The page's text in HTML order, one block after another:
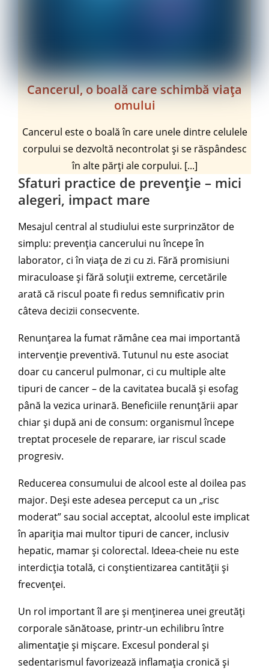
Cancerul, o boală care schimbă viața
omului
Cancerul este o boală în care unele dintre celulele
corpului se dezvoltă necontrolat și se răspândesc
în alte părți ale corpului. [...]
Sfaturi practice de prevenție – mici
alegeri, impact mare
Mesajul central al studiului este surprinzător de
simplu: prevenția cancerului nu începe în
laborator, ci în viața de zi cu zi. Fără promisiuni
miraculoase și fără soluții extreme, cercetările
arată că riscul poate fi redus semnificativ prin
câteva decizii consecvente.
Renunțarea la fumat rămâne cea mai importantă
intervenție preventivă. Tutunul nu este asociat
doar cu cancerul pulmonar, ci cu multiple alte
tipuri de cancer – de la cavitatea bucală și esofag
până la vezica urinară. Beneficiile renunțării apar
chiar și după ani de consum: organismul începe
treptat procesele de reparare, iar riscul scade
progresiv.
Reducerea consumului de alcool este al doilea pas
major. Deși este adesea perceput ca un „risc
moderat” sau social acceptat, alcoolul este implicat
în apariția mai multor tipuri de cancer, inclusiv
hepatic, mamar și colorectal. Ideea-cheie nu este
interdicția totală, ci conștientizarea cantității și
frecvenței.
Un rol important îl are și menținerea unei greutăți
corporale sănătoase, printr-un echilibru între
alimentație și mișcare. Excesul ponderal și
sedentarismul favorizează inflamația cronică și